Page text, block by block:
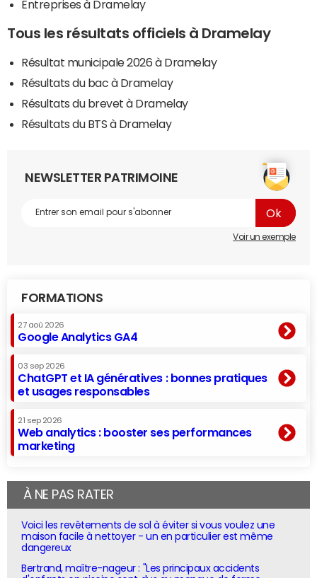
Entreprises à Dramelay
Tous les résultats officiels à Dramelay
Résultat municipale 2026 à Dramelay
Résultats du bac à Dramelay
Résultats du brevet à Dramelay
Résultats du BTS à Dramelay
NEWSLETTER PATRIMOINE
Voir un exemple
FORMATIONS
27 aoû 2026
Google Analytics GA4
03 sep 2026
ChatGPT et IA génératives : bonnes pratiques
et usages responsables
21 sep 2026
Web analytics : booster ses performances
marketing
À NE PAS RATER
Voici les revêtements de sol à éviter si vous voulez une
maison facile à nettoyer - un en particulier est même
dangereux
Bertrand, maître-nageur : "Les principaux accidents